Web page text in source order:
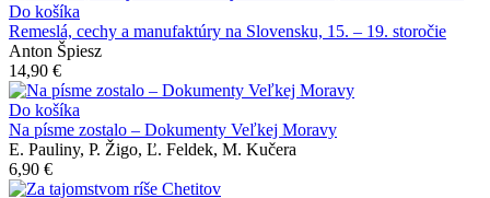
Do košíka
Remeslá, cechy a manufaktúry na Slovensku, 15. – 19. storočie
Anton Špiesz
14,90 €
Do košíka
Na písme zostalo – Dokumenty Veľkej Moravy
E. Pauliny, P. Žigo, Ľ. Feldek, M. Kučera
6,90 €